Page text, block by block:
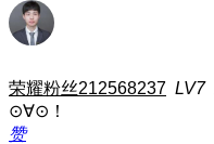
荣耀粉丝212568237 LV7
⊙∀⊙！
赞